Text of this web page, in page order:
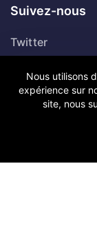
Suivez-nous
Twitter
Facebook
Linkedin
Nous utilisons
expérience sur
site, nous